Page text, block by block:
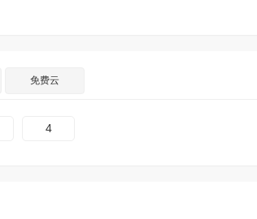
免费云
4